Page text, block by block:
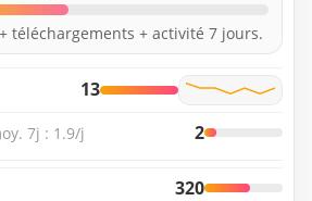
téléchargements + activité 7 jours.
13
7j : 1.9/j 2
320